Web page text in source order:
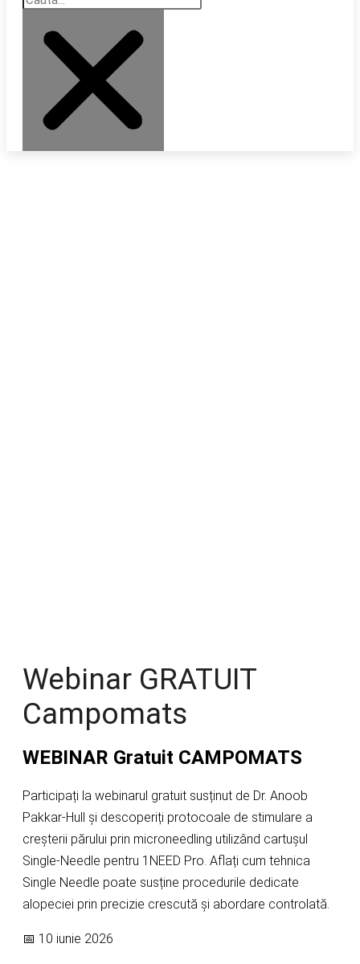
Webinar GRATUIT
Campomats
WEBINAR Gratuit CAMPOMATS
Participați la webinarul gratuit susținut de Dr. Anoob
Pakkar-Hull și descoperiți protocoale de stimulare a
creșterii părului prin microneedling utilizând cartușul
Single-Needle pentru 1NEED Pro. Aflați cum tehnica
Single Needle poate susține procedurile dedicate
alopeciei prin precizie crescută și abordare controlată.
📅 10 iunie 2026